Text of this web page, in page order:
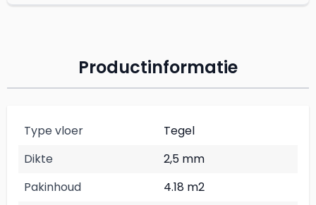
Productinformatie
Type vloer
Tegel
Dikte
2,5 mm
Pakinhoud
4.18 m2